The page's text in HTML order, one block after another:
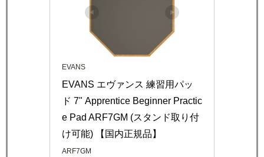
EVANS
EVANS エヴァンス 練習用パッ
ド 7" Apprentice Beginner Practic
e Pad ARF7GM (スタンド取り付
け可能) 【国内正規品】
ARF7GM